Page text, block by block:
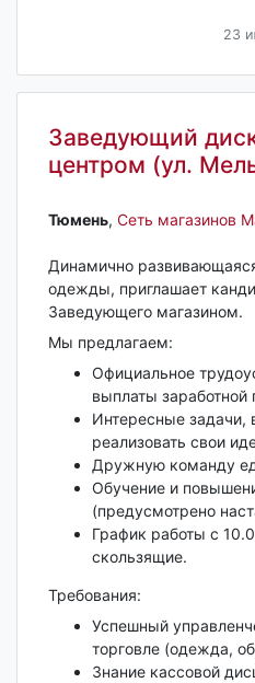
23
Заведующий
центром (ул.
Тюмень‎, Сеть магазинов
Динамично
одежды, приглашает
Заведующего магазином.
Мы предлагаем:
Официальное
выплаты заработной
Интересные задачи,
реализовать свои
Дружную команду
Обучение и
(предусмотрено
График работы с
скользящие.
Требования:
Успешный
торговле (одежда,
Знание кассовой